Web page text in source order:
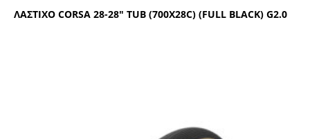
ΛΑΣΤΙΧΟ CΟRSΑ 28-28″ ΤUΒ (700Χ28C) (FULL ΒLΑCΚ) G2.0